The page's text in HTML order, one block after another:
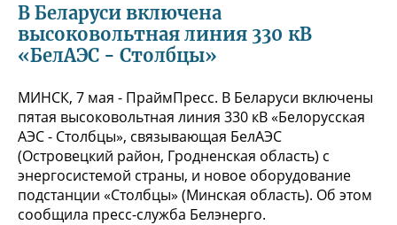
В Беларуси включена
высоковольтная линия 330 кВ
«БелАЭС - Столбцы»
МИНСК, 7 мая - ПраймПресс. В Беларуси включены
пятая высоковольтная линия 330 кВ «Белорусская
АЭС - Столбцы», связывающая БелАЭС
(Островецкий район, Гродненская область) с
энергосистемой страны, и новое оборудование
подстанции «Столбцы» (Минская область). Об этом
сообщила пресс-служба Белэнерго.